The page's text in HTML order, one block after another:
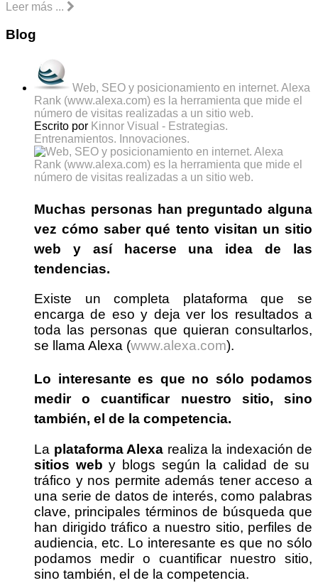
Leer más ...
Blog
Web, SEO y posicionamiento en internet. Alexa
Rank (www.alexa.com) es la herramienta que mide el
número de visitas realizadas a un sitio web.
Escrito por Kinnor Visual - Estrategias.
Entrenamientos. Innovaciones.
Muchas personas han preguntado alguna
vez cómo saberqué tento visitan un sitio
web y así hacerse una idea de las
tendencias.
Existe un completa plataforma que se
encarga de eso y deja ver los resultados a
toda las personas que quieran consultarlos,
se llama Alexa (www.alexa.com).
Lo interesante es que no sólo podamos
medir o cuantificar nuestro sitio, sino
también, el de la competencia.
La plataforma Alexa realiza la indexación de
sitios web y blogs según la calidad de su
tráfico y nos permite además tener acceso a
una serie de datos de interés, como palabras
clave, principales términos de búsqueda que
han dirigido tráfico a nuestro sitio, perfiles de
audiencia, etc. Lo interesante es que no sólo
podamos medir o cuantificar nuestro sitio,
sino también, el de la competencia.